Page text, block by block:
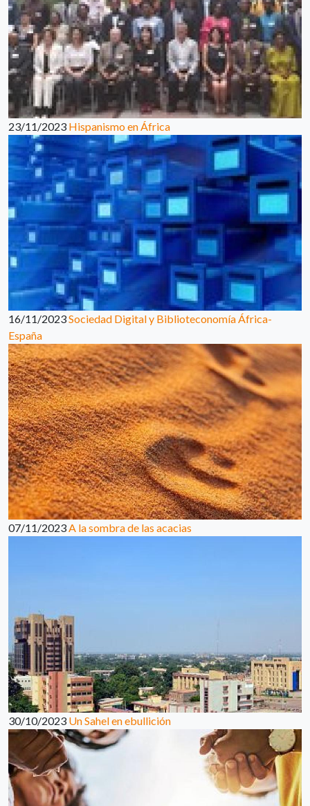
23/11/2023 Hispanismo en África
16/11/2023Sociedad Digital y Biblioteconomía África-
España
07/11/2023A la sombra de las acacias
30/10/2023 Un Sahel en ebullición